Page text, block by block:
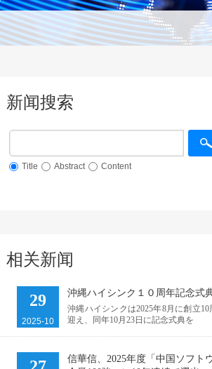
Title Abstract Content
新闻搜索
29
2025-10
沖縄ハイシンク１０周年記念式
沖縄ハイシンクは2025年8月に創立10
迎え、同年10月23日に記念式典を
信華信、2025年度「中国ソフト
相关新闻